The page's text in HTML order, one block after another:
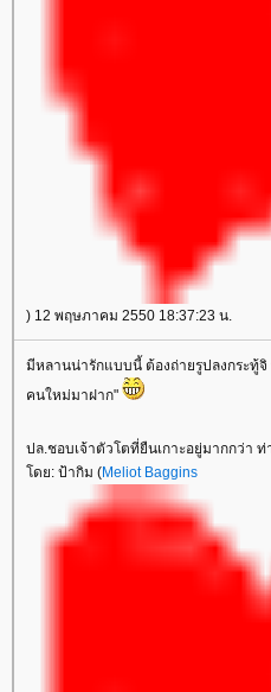
) 12 พฤษภาคม 2550 18:37:23 น.
มีหลานน่ารักแบบนี้ ต้องถ่ายรูปลงกระทู้
คนใหม่มาฝาก"
ปล.ชอบเจ้าตัวโตที่ยืนเกาะอยู่มากกว่า ท่
ดย: ป้ากิม (Meliot Baggins